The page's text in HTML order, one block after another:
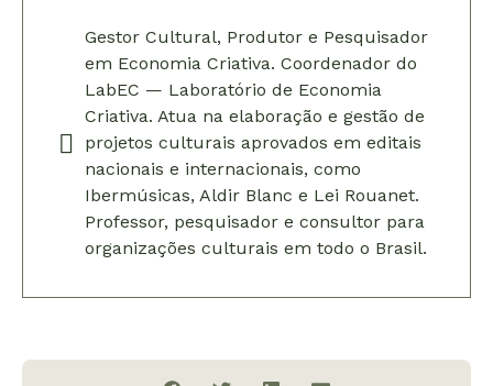
Gestor Cultural, Produtor e Pesquisador
em Economia Criativa. Coordenador do
LabEC — Laboratório de Economia
Criativa. Atua na elaboração e gestão de
projetos culturais aprovados em editais
nacionais e internacionais, como
Ibermúsicas, Aldir Blanc e Lei Rouanet.
Professor, pesquisador e consultor para
organizações culturais em todo o Brasil.